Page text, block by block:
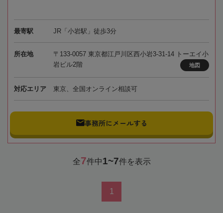
最寄駅 JR「小岩駅」徒歩3分
所在地
〒133-0057 東京都江戸川区西小岩3-31-14 トーエイ小
岩ビル2階
地図
対応エリア 東京、全国オンライン相談可
事務所にメールする
全7件中1~7件を表示
1